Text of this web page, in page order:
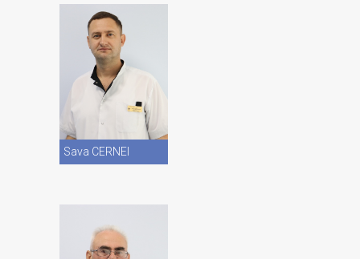
Sava CERNEI
Vezi CV